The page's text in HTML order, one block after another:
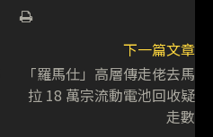
下一篇文章
「羅馬仕」高層傳走佬去馬
拉 18 萬宗流動電池回收疑
走數